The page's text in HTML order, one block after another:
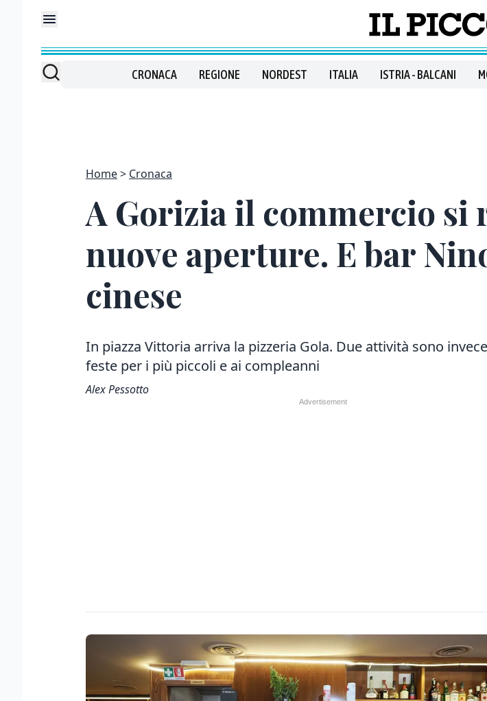
CRONACA REGIONE NORDEST ITALIA ISTRIA - BALCANI
Home Cronaca
A Gorizia il commercio si
nuove aperture. E bar
cinese
In piazza Vittoria arriva la pizzeria Gola. Due attività sono
feste per i più piccoli e ai compleanni
Alex Pessotto